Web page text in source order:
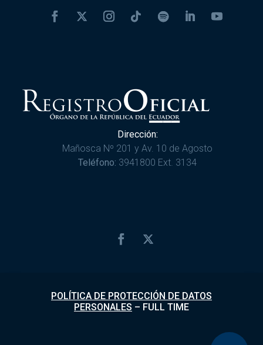
Dirección:
Mañosca Nº 201 y Av. 10 de Agosto
Teléfono: 3941800 Ext. 3134
POLÍTICA DE PROTECCIÓN DE DATOS
PERSONALES – FULL TIME